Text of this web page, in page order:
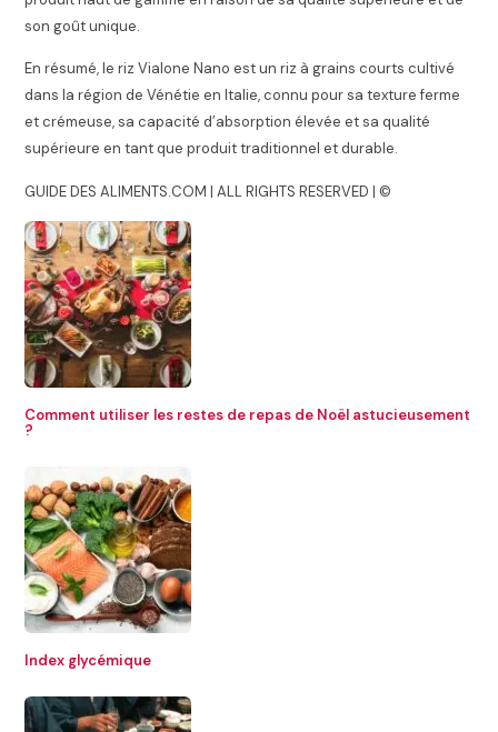
son goût unique.
En résumé, le riz Vialone Nano est un riz à grains courts cultivé
dans la région de Vénétie en Italie, connu pour sa texture ferme
et crémeuse, sa capacité d’absorption élevée et sa qualité
supérieure en tant que produit traditionnel et durable.
GUIDE DES ALIMENTS.COM | ALL RIGHTS RESERVED | ©
Comment utiliser les restes de repas de Noël astucieusement
?
Index glycémique